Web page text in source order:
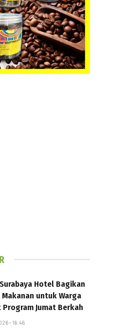
Surabaya Hotel Bagikan
untuk Warga
Program Jumat Berkah
- 16:46